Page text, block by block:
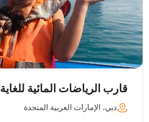
قارب الرياضات المائية للغاية
دبي، الإمارات العربية المتحدة